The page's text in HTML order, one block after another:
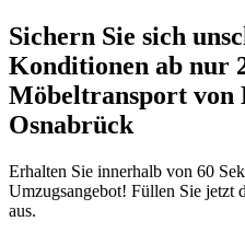
Sichern Sie sich
Konditionen ab nur
Möbeltransport von
Osnabrück
Erhalten Sie innerhalb von 60
Umzugsangebot! Füllen Sie jetzt
aus.